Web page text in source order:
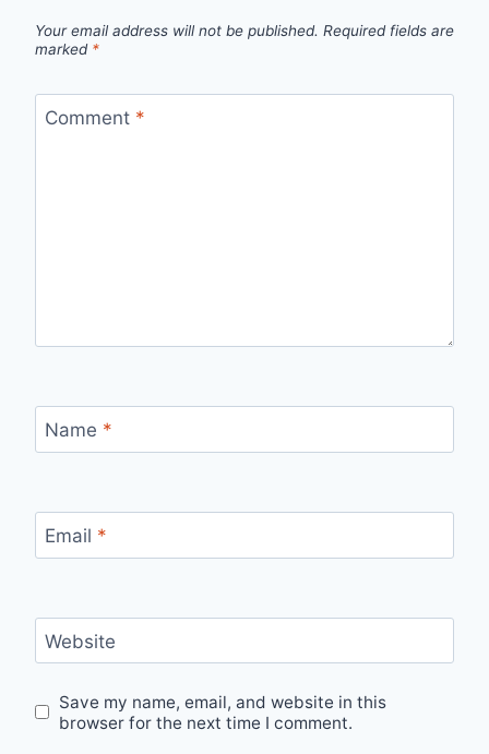
Your email address will not be published. Required fields are
marked *
Comment *
Name *
Email *
Website
Save my name, email, and website in this
browser for the next time I comment.